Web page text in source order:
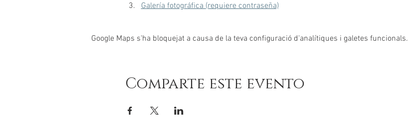
Galería fotográfica (requiere contraseña)
Google Maps s'ha bloquejat a causa de la teva configuració d'analítiques i galetes funcionals.
Comparte este evento